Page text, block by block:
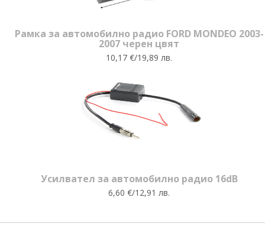
Рамка за автомобилно радио FORD MONDEO 2003-
2007 черен цвят
10,17 €/19,89 лв.
Усилвател за автомобилно радио 16dB
6,60 €/12,91 лв.